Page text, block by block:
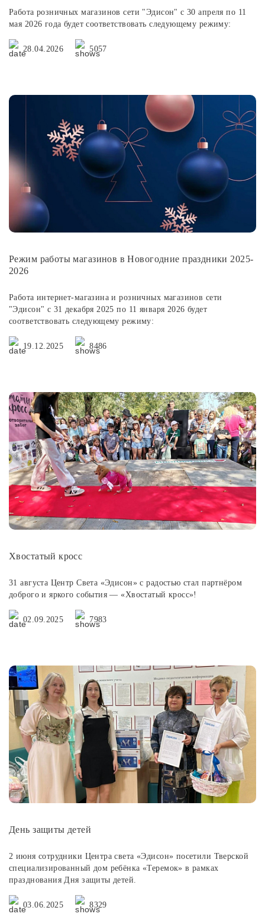
Светодиодная лента
Предметы интерьера
Фонари
Лампочки
Комплектующие
Каталог
О нас
Бренды
Контакты
Работа розничных магазинов сети "Эдисон" с 30 апреля по 11
мая 2026 года будет соответствовать следующему режиму:
28.04.2026 5057
Режим работы магазинов в Новогодние праздники 2025-
2026
Работа интернет-магазина и розничных магазинов сети
"Эдисон" с 31 декабря 2025 по 11 января 2026 будет
соответствовать следующему режиму:
19.12.2025 8486
Хвостатый кросс
31 августа Центр Света «Эдисон» с радостью стал партнёром
доброго и яркого события — «Хвостатый кросс»!
02.09.2025 7983
День защиты детей
2 июня сотрудники Центра света «Эдисон» посетили Тверской
специализированный дом ребёнка «Теремок» в рамках
празднования Дня защиты детей.
03.06.2025 8329